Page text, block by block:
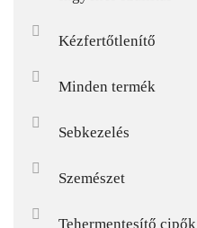
Kézfertőtlenítő
Minden termék
Sebkezelés
Szemészet
Tehermentesítő cipők